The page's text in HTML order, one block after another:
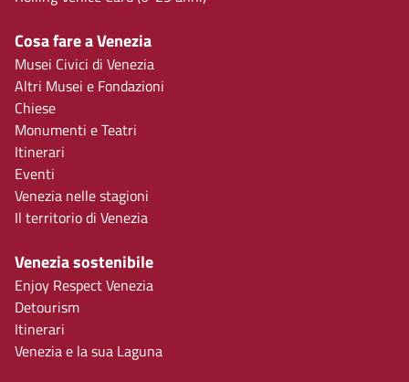
Cosa fare a Venezia
Musei Civici di Venezia
Altri Musei e Fondazioni
Chiese
Monumenti e Teatri
Itinerari
Eventi
Venezia nelle stagioni
Il territorio di Venezia
Venezia sostenibile
Enjoy Respect Venezia
Detourism
Itinerari
Venezia e la sua Laguna